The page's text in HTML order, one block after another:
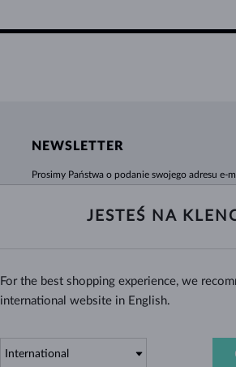
NEWSLETTER
Prosimy Państwa o podanie swojego adresu e-
umkną Państwa uwadze!
Tak, chcę otrzymywać interesujące
JESTEŚ NA
For the best shopping experience, we
international website in English.